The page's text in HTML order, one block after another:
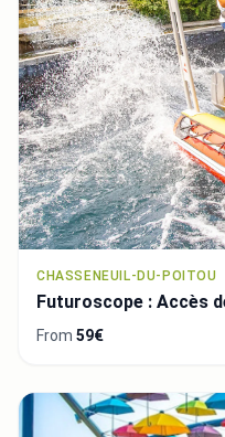
CHASSENEUIL-DU-POITOU
Futuroscope : Accès
From 59€